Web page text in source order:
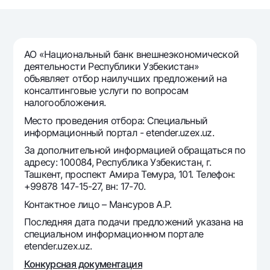
Золотые слитки от НБУ
Серебряный депозит
Visa Champion
Mastercard
Зарплатные
Garmin pay
Тарифы
Акции
Мобильное приложение Milliy
Часто задаваемые вопросы
Ищите по сайту
Найти
Полезные ссылки
Часто задаваемые вопросы
Пресс-центр
АО «Национальный банк внешнеэкономической
деятельности Республики Узбекистан»
объявляет отбор наилучших предложений на
консалтинговые услуги по вопросам
налогообложения.
Место проведения отбора: Специальный
информационный портал - etender.uzex.uz.
За дополнительной информацией обращаться по
адресу: 100084, Республика Узбекистан, г.
Ташкент, проспект Амира Темура, 101. Телефон:
+99878 147-15-27, вн: 17-70.
Контактное лицо – Мансуров А.Р.
Последняя дата подачи предложений указана на
специальном информационном портале
etender.uzex.uz.
Конкурсная документация